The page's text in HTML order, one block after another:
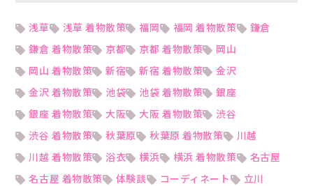
浅草 浅草 着物散策 福岡 福岡 着物散策
鎌倉
鎌倉 着物散策
京都 京都 着物散策
岡山
岡山 着物散策
新宿 新宿 着物散策
金沢
金沢 着物散策
池袋 池袋 着物散策
銀座
銀座 着物散策
大阪 大阪 着物散策
渋谷
渋谷 着物散策
秋葉原 秋葉原 着物散策
川越
川越 着物散策
浴衣 横浜 横浜 着物散策
名古屋
名古屋 着物散策
体験談 コーディネート
立川